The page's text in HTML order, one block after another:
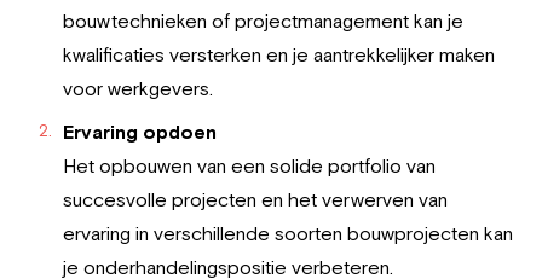
bouwtechnieken of projectmanagement kan je
kwalificaties versterken en je aantrekkelijker maken
voor werkgevers.
Ervaring opdoen
Het opbouwen van een solide portfolio van
succesvolle projecten en het verwerven van
ervaring in verschillende soorten bouwprojecten kan
je onderhandelingspositie verbeteren.